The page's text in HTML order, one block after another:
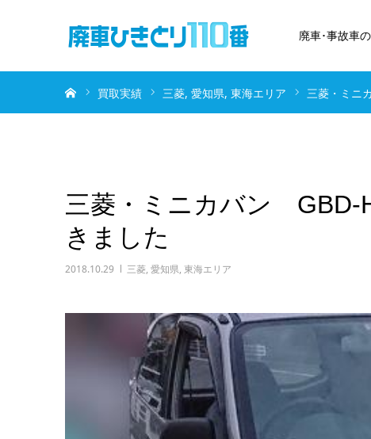
廃車･事故車
買取実績 三菱 愛知県 東海エリア 三菱・ミニ
三菱・ミニカバン
きました
2018.10.29 三菱, 愛知県, 東海エリア